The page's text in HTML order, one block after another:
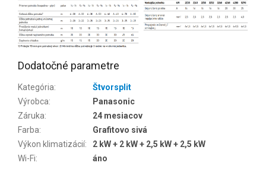
Dodatočné parametre
Kategória:
Štvorsplit
Výrobca:
Panasonic
Záruka:
24 mesiacov
Farba:
Grafitovo sivá
Výkon klimatizácií:
2 kW + 2 kW + 2,5 kW + 2,5 kW
Wi-Fi: áno